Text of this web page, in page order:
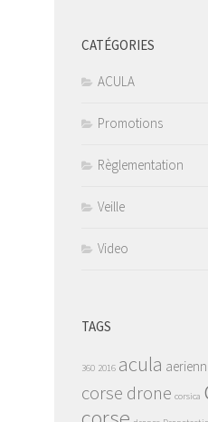
CATÉGORIES
ACULA
Promotions
Règlementation
Veille
Video
TAGS
360 2016 acula
corse drone corsica